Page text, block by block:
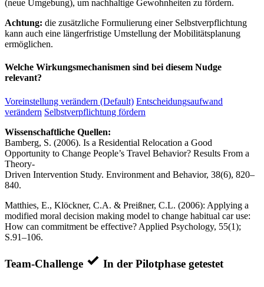
(neue Umgebung), um nachhaltige Gewohnheiten zu fördern.
Achtung: die zusätzliche Formulierung einer Selbstverpflichtung
kann auch eine längerfristige Umstellung der Mobilitätsplanung
ermöglichen.
Welche Wirkungsmechanismen sind bei diesem Nudge
relevant?
Voreinstellung verändern (Default) Entscheidungsaufwand
verändern Selbstverpflichtung fördern
Wissenschaftliche Quellen:
Bamberg, S. (2006). Is a Residential Relocation a Good
Opportunity to Change People’s Travel Behavior? Results From a
Theory-
Driven Intervention Study. Environment and Behavior, 38(6), 820–
840.
Matthies, E., Klöckner, C.A. & Preißner, C.L. (2006): Applying a
modified moral decision making model to change habitual car use:
How can commitment be effective? Applied Psychology, 55(1);
S.91–106.
Team-Challenge In der Pilotphase getestet